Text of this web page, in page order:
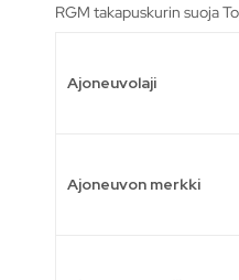
RGM takapuskurin suoja
Ajoneuvolaji
Ajoneuvon merkki